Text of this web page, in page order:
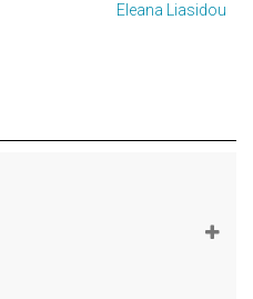
Eleana Liasidou